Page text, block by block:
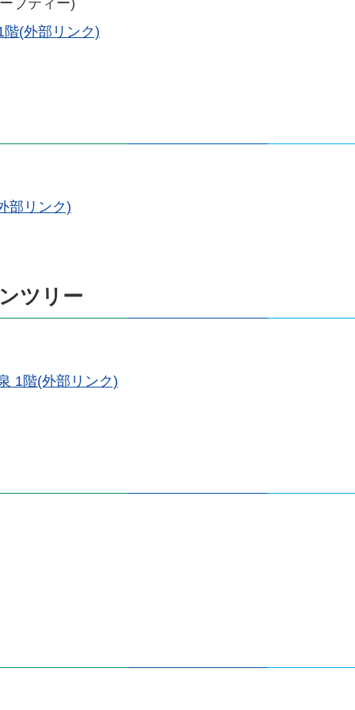
ブティー)
(外部リンク)
部リンク)
ツリー
1階(外部リンク)